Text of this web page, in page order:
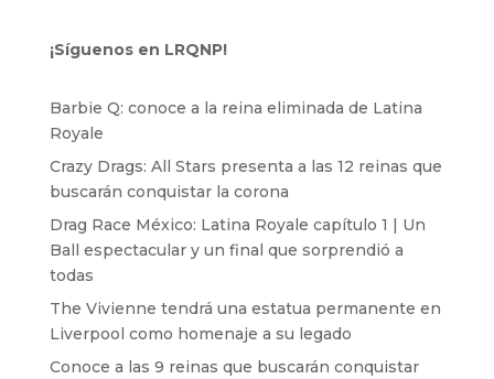
¡Síguenos en LRQNP!
Barbie Q: conoce a la reina eliminada de Latina
Royale
Crazy Drags: All Stars presenta a las 12 reinas que
buscarán conquistar la corona
Drag Race México: Latina Royale capítulo 1 | Un
Ball espectacular y un final que sorprendió a
todas
The Vivienne tendrá una estatua permanente en
Liverpool como homenaje a su legado
Conoce a las 9 reinas que buscarán conquistar